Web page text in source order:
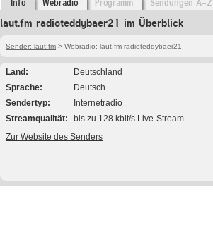
Info Webradio Programm Sendungen A-Z
laut.fm radioteddybaer21 im Überblick
Sender: laut.fm > Webradio: laut.fm radioteddybaer21
Land
Deutschland
Sprache
Deutsch
Sendertyp
Internetradio
Streamqualität
bis zu 128 kbit/s Live-Stream
Zur Website des Senders